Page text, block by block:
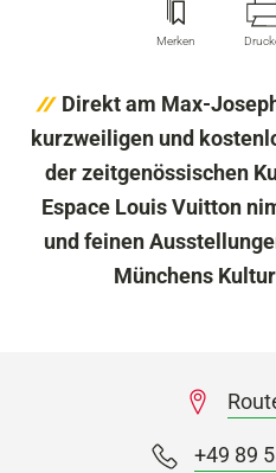
Merken
Direkt am Max-
kurzweiligen und
der zeitgenössischen
Espace Louis Vuitton
und feinen
Münchens
+49 89